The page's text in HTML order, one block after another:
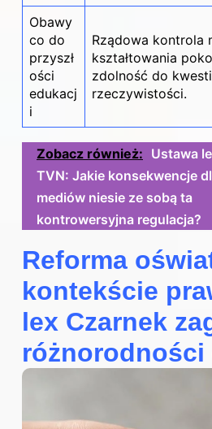
Obawy
co do
przyszł
ości
edukacj
i
Rządowa kontrola
kształtowania
zdolność do
rzeczywistości.
Zobacz również: Ustawa
TVN: Jakie konsekwencje
mediów niesie ze sobą ta
kontrowersyjna regulacja?
Reforma
kontekście
lex Czarnek
różnorodności